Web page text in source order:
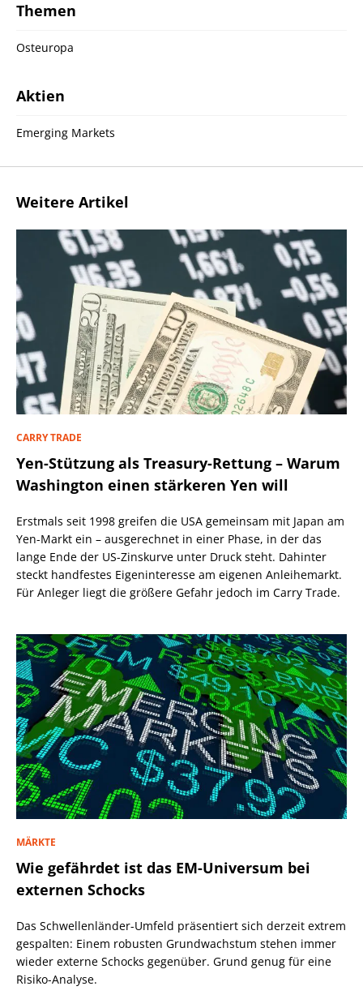
Themen
Osteuropa
Aktien
Emerging Markets
Weitere Artikel
CARRY TRADE
Yen-Stützung als Treasury-Rettung – Warum
Washington einen stärkeren Yen will
Erstmals seit 1998 greifen die USA gemeinsam mit Japan am
Yen-Markt ein – ausgerechnet in einer Phase, in der das
lange Ende der US-Zinskurve unter Druck steht. Dahinter
steckt handfestes Eigeninteresse am eigenen Anleihemarkt.
Für Anleger liegt die größere Gefahr jedoch im Carry Trade.
MÄRKTE
Wie gefährdet ist das EM-Universum bei
externen Schocks
Das Schwellenländer-Umfeld präsentiert sich derzeit extrem
gespalten: Einem robusten Grundwachstum stehen immer
wieder externe Schocks gegenüber. Grund genug für eine
Risiko-Analyse.